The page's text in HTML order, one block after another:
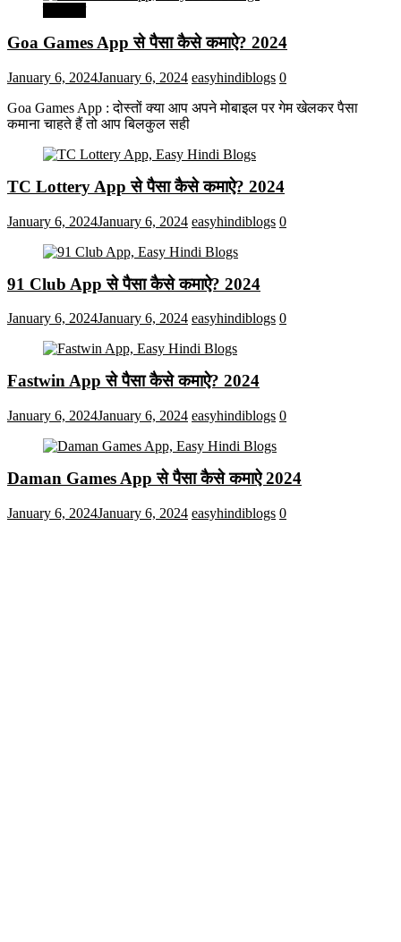
Goa Games App से पैसा कैसे कमाऐ? 2024
January 6, 2024January 6, 2024 easyhindiblogs 0
Goa Games App : दोस्तों क्या आप अपने मोबाइल पर गेम खेलकर पैसा
कमाना चाहते हैं तो आप बिलकुल सही
TC Lottery App से पैसा कैसे कमाऐ? 2024
January 6, 2024January 6, 2024 easyhindiblogs 0
91 Club App से पैसा कैसे कमाऐ? 2024
January 6, 2024January 6, 2024 easyhindiblogs 0
Fastwin App से पैसा कैसे कमाऐ? 2024
January 6, 2024January 6, 2024 easyhindiblogs 0
Daman Games App से पैसा कैसे कमाऐ 2024
January 6, 2024January 6, 2024 easyhindiblogs 0